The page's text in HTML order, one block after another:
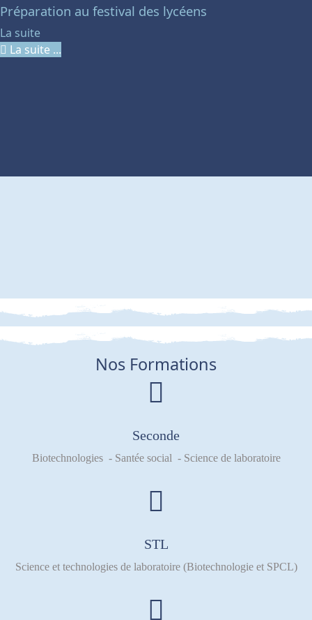
Préparation au festival des lycéens
La suite
La suite ...
Nos Formations
Seconde
Biotechnologies - Santée social - Science de laboratoire
STL
Science et technologies de laboratoire (Biotechnologie et SPCL)